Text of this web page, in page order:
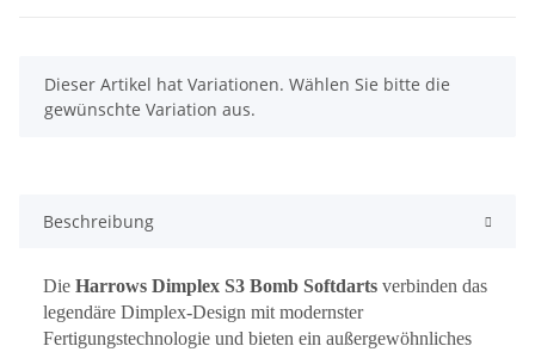
x
Dieser Artikel hat Variationen. Wählen Sie bitte die
gewünschte Variation aus.
Beschreibung
Die Harrows Dimplex S3 Bomb Softdarts verbinden das
legendäre Dimplex-Design mit modernster
Fertigungstechnologie und bieten ein außergewöhnliches